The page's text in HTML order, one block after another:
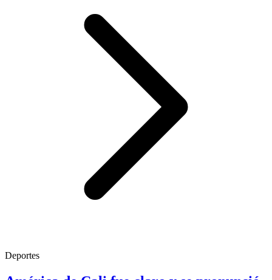
Deportes